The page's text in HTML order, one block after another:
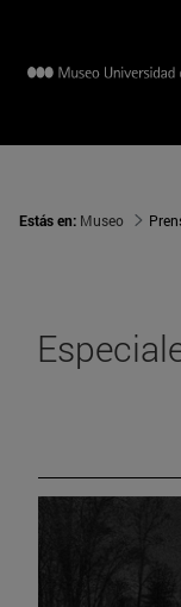
Estás en: Museo